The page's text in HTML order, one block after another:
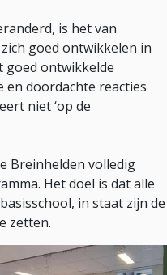
is het van
goed ontwikkelen in
goed ontwikkelde
en doordachte reacties
niet ‘op de
Breinhelden volledig
Het doel is dat alle
in staat zijn de
zetten.